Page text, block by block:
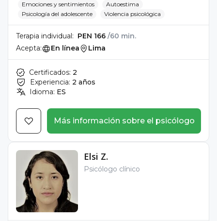
Emociones y sentimientos
Autoestima
Psicología del adolescente
Violencia psicológica
Terapia individual: PEN 166 /60 min.
Acepta:
En línea Lima
Certificados: 2
Experiencia: 2 años
Idioma: ES
Más información sobre el psicólogo
Elsi Z.
Psicólogo clínico